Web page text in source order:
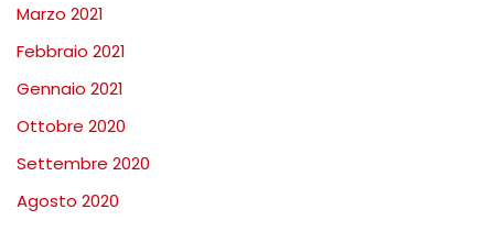
Marzo 2021
Febbraio 2021
Gennaio 2021
Ottobre 2020
Settembre 2020
Agosto 2020